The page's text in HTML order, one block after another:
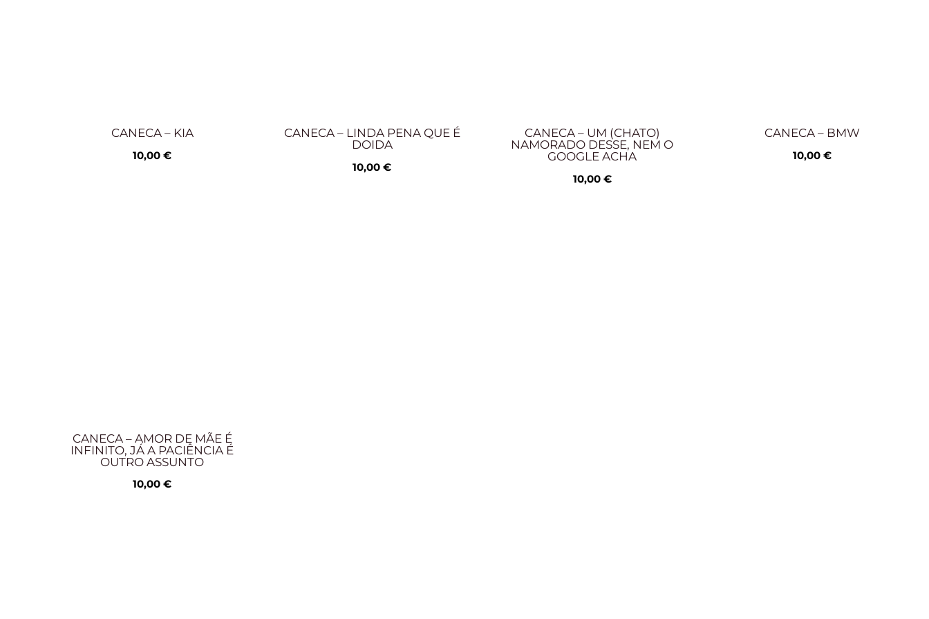
CANECA – KIA
10,00€
CANECA – LINDA PENA QUE É
DOIDA
10,00€
CANECA – UM (CHATO)
NAMORADO DESSE, NEM O
GOOGLE ACHA
10,00 €
CANECA – BMW
10,00 €
CANECA – AMOR DE MÃE É
INFINITO, JÁ A PACIÊNCIA É
OUTRO ASSUNTO
10,00€